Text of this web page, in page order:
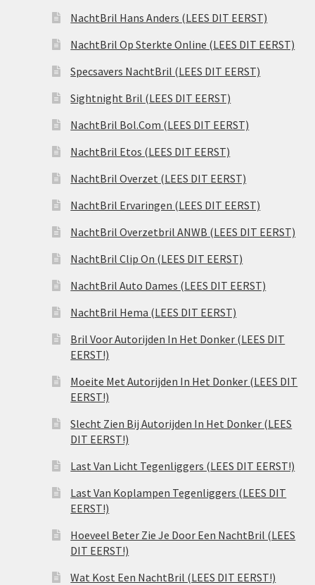
NachtBril Hans Anders (LEES DIT EERST)
NachtBril Op Sterkte Online (LEES DIT EERST)
Specsavers NachtBril (LEES DIT EERST)
Sightnight Bril (LEES DIT EERST)
NachtBril Bol.Com (LEES DIT EERST)
NachtBril Etos (LEES DIT EERST)
NachtBril Overzet (LEES DIT EERST)
NachtBril Ervaringen (LEES DIT EERST)
NachtBril Overzetbril ANWB (LEES DIT EERST)
NachtBril Clip On (LEES DIT EERST)
NachtBril Auto Dames (LEES DIT EERST)
NachtBril Hema (LEES DIT EERST)
Bril Voor Autorijden In Het Donker (LEES DIT
EERST!)
Moeite Met Autorijden In Het Donker (LEES DIT
EERST!)
Slecht Zien Bij Autorijden In Het Donker (LEES
DIT EERST!)
Last Van Licht Tegenliggers (LEES DIT EERST!)
Last Van Koplampen Tegenliggers (LEES DIT
EERST!)
Hoeveel Beter Zie Je Door Een NachtBril (LEES
DIT EERST!)
Wat Kost Een NachtBril (LEES DIT EERST!)